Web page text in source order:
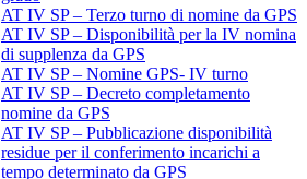
AT IV SP – Terzo turno di nomine da GPS
AT IV SP – Disponibilità per la IV nomina
di supplenza da GPS
AT IV SP – Nomine GPS- IV turno
AT IV SP – Decreto completamento
nomine da GPS
AT IV SP – Pubblicazione disponibilità
residue per il conferimento incarichi a
tempo determinato da GPS